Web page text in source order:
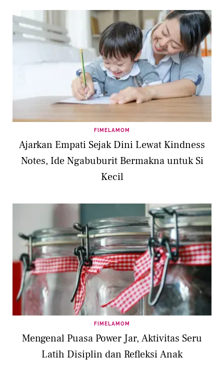
FIMELAMOM
Ajarkan Empati Sejak Dini Lewat Kindness
Notes, Ide Ngabuburit Bermakna untuk Si
Kecil
FIMELAMOM
Mengenal Puasa Power Jar, Aktivitas Seru
Latih Disiplin dan Refleksi Anak